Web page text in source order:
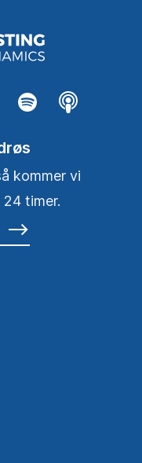
kommer vi
timer.
⟶